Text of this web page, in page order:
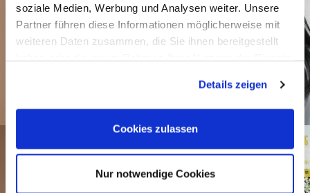
soziale Medien, Werbung und Analysen weiter. Unsere
Partner führen diese Informationen möglicherweise mit
weiteren Daten zusammen, die Sie ihnen bereitgestellt
Details zeigen
Cookies zulassen
Nur notwendige Cookies